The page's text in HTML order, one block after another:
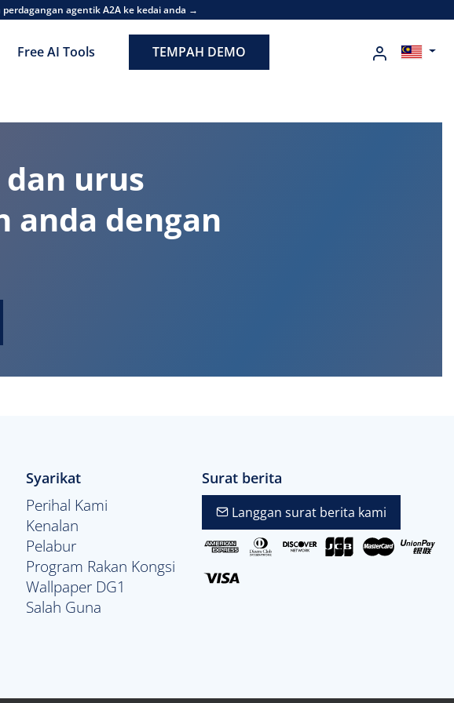
perdagangan agentik A2A ke kedai anda →
Free AI Tools TEMPAH DEMO
urus
anda dengan
Syarikat
Perihal Kami
Kenalan
Pelabur
Program Rakan Kongsi
Wallpaper DG1
Salah Guna
Surat berita
Langgan surat berita kami